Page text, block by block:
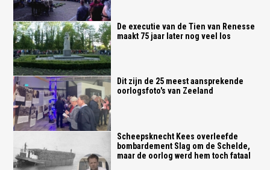
De executie van de Tien van Renesse
maakt 75 jaar later nog veel los
Dit zijn de 25 meest aansprekende
oorlogsfoto's van Zeeland
Scheepsknecht Kees overleefde
bombardement Slag om de Schelde,
maar de oorlog werd hem toch fataal